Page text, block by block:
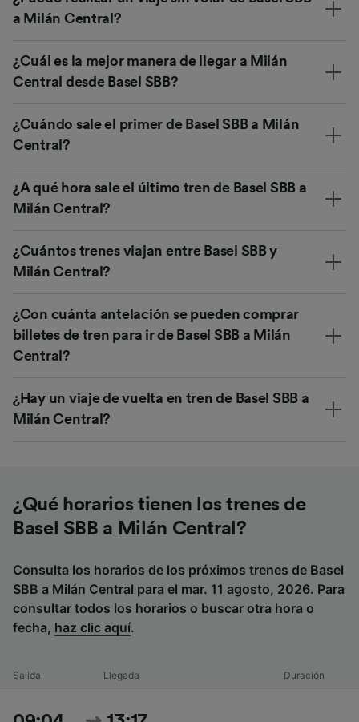
a Milán Central?
¿Cuál es la mejor manera de llegar a Milán
Central desde Basel SBB?
¿Cuándo sale el primer de Basel SBB a Milán
Central?
¿A qué hora sale el último tren de Basel SBB a
Milán Central?
¿Cuántos trenes viajan entre Basel SBB y
Milán Central?
¿Con cuánta antelación se pueden comprar
billetes de tren para ir de Basel SBB a Milán
Central?
¿Hay un viaje de vuelta en tren de Basel SBB a
Milán Central?
¿Qué horarios tienen los trenes de
Basel SBB a Milán Central?
Consulta los horarios de los próximos trenes de Basel
SBB a Milán Central para el mar. 11 agosto, 2026. Para
consultar todos los horarios o buscar otra hora o
fecha, haz clic aquí.
Salida Llegada Duración